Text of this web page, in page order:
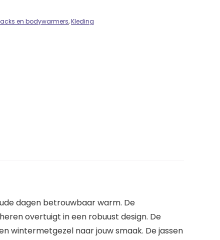
en bodywarmers,Kleding
dagen betrouwbaar warm. De
overtuigt in een robuust design. De
wintermetgezel naar jouw smaak. De jassen